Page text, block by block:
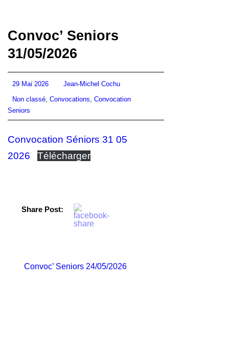
Convoc’ Seniors
31/05/2026
29 Mai 2026
Jean-Michel Cochu
Non classé, Convocations, Convocation
Seniors
Convocation Séniors 31 05
2026
Télécharger
Share Post:
Convoc’ Seniors 24/05/2026